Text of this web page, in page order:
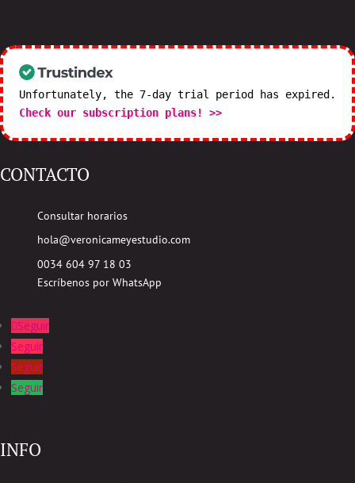
Unfortunately, the 7-day trial period has expired.
Check our subscription plans! >>
CONTACTO
Consultar horarios
hola@veronicameyestudio.com
0034 604 97 18 03
Escríbenos por WhatsApp
Seguir
Seguir
Seguir
Seguir
INFO